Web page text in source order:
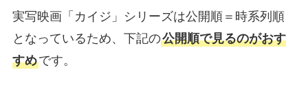
実写映画「カイジ」シリーズは公開順＝時系列順
となっているため、下記の公開順で見るのがおす
すめです。